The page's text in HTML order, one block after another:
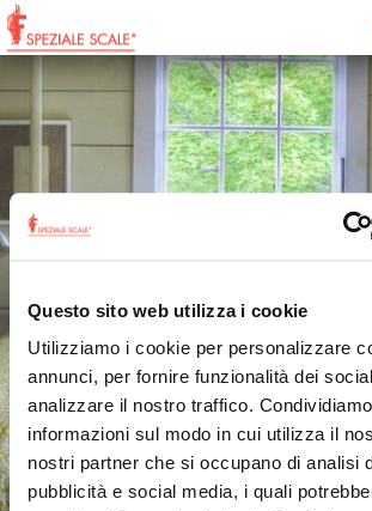
Questo sito web utilizza i cookie
Utilizziamo i cookie per personalizzare
annunci, per fornire funzionalità dei
analizzare il nostro traffico.
informazioni sul modo in cui utilizza il
nostri partner che si occupano di analisi
pubblicità e social media, i quali